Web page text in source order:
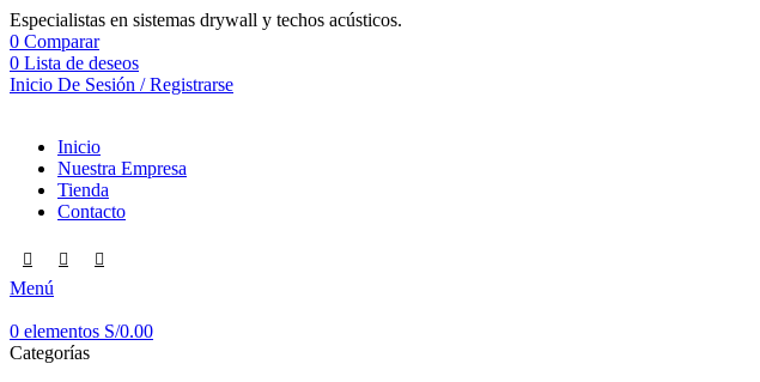
Especialistas en sistemas drywall y techos acústicos.
0 Comparar
0 Lista de deseos
Inicio De Sesión / Registrarse
Inicio
Nuestra Empresa
Tienda
Contacto
Menú
0 elementos S/0.00
Categorías